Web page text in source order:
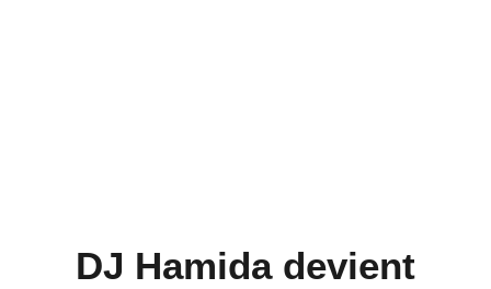
DJ Hamida devient